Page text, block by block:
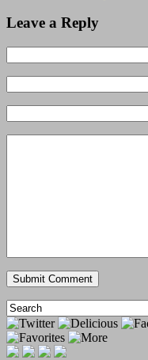
Leave a Reply